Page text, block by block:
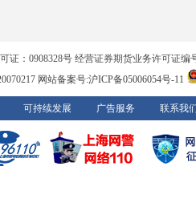
证：0908328号 经营证券期货业务许可证编
网站备案号:沪ICP备05006054号-11
可持续发展 广告服务 联系我